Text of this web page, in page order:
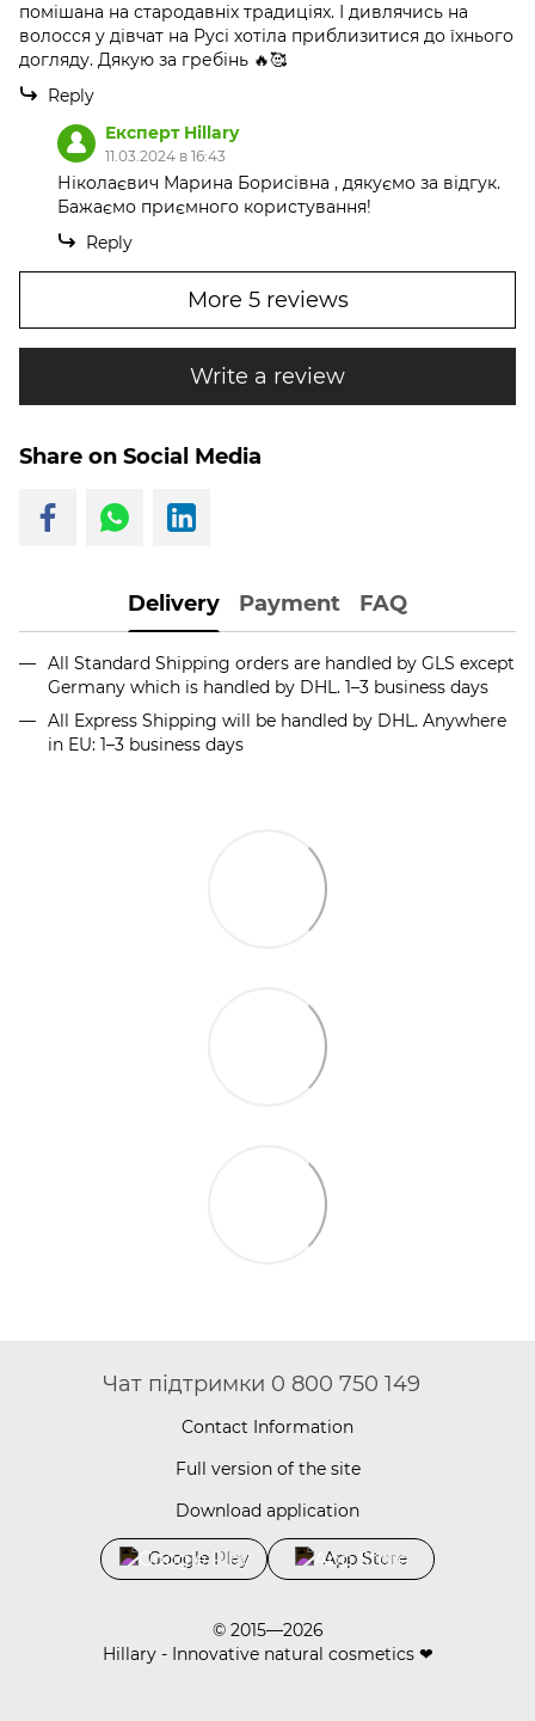
помішана на стародавніх традиціях. І дивлячись на
волосся у дівчат на Русі хотіла приблизитися до їхнього
догляду. Дякую за гребінь 🔥🥰
Reply
Експерт Hillary
11.03.2024 в 16:43
Ніколаєвич Марина Борисівна , дякуємо за відгук.
Бажаємо приємного користування!
Reply
More 5 reviews
Write a review
Share on Social Media
Delivery Payment FAQ
All Standard Shipping orders are handled by GLS except
Germany which is handled by DHL. 1–3 business days
All Express Shipping will be handled by DHL. Anywhere
in EU: 1–3 business days
Чат підтримки 0 800 750 149
Contact Information
Full version of the site
Download application
Google Play App Store
© 2015—2026
Hillary - Innovative natural cosmetics ❤